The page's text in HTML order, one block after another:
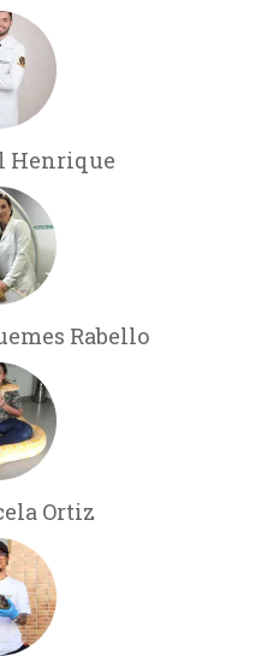
Henrique
Rabello
Ortiz